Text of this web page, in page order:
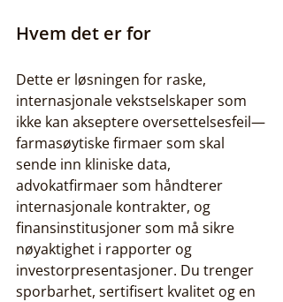
Hvem det er for
Dette er løsningen for raske,
internasjonale vekstselskaper som
ikke kan akseptere oversettelsesfeil—
farmasøytiske firmaer som skal
sende inn kliniske data,
advokatfirmaer som håndterer
internasjonale kontrakter, og
finansinstitusjoner som må sikre
nøyaktighet i rapporter og
investorpresentasjoner. Du trenger
sporbarhet, sertifisert kvalitet og en